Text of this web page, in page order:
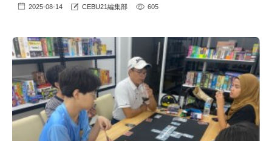
2025-08-14 CEBU21編集部 605